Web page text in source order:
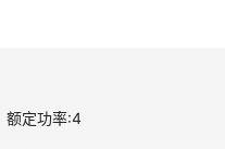
额定功率:4